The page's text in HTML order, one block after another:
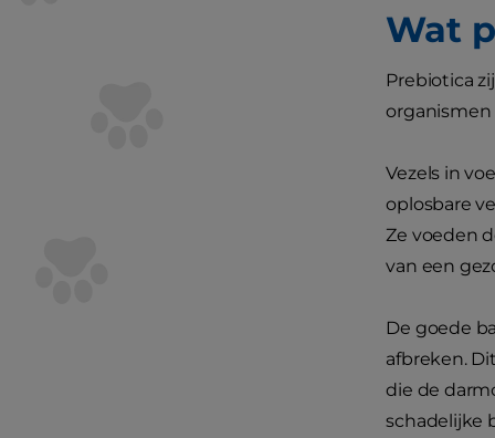
Wat
Prebiotica
Vezels in
oplosbare
Ze voeden
van een
De goede
afbreken.
die de
schadelijke